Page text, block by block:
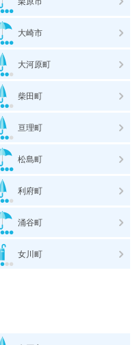
大崎市
大河原町
柴田町
亘理町
松島町
利府町
涌谷町
女川町